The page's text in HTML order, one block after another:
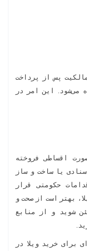
پس از پرداخت
می‌شود. این امر در
اقساطی فروخته
یا ساخت و ساز
حکومتی قرار
بهتر است از صحت و
شوید و از منابع
برای خرید ویلا در